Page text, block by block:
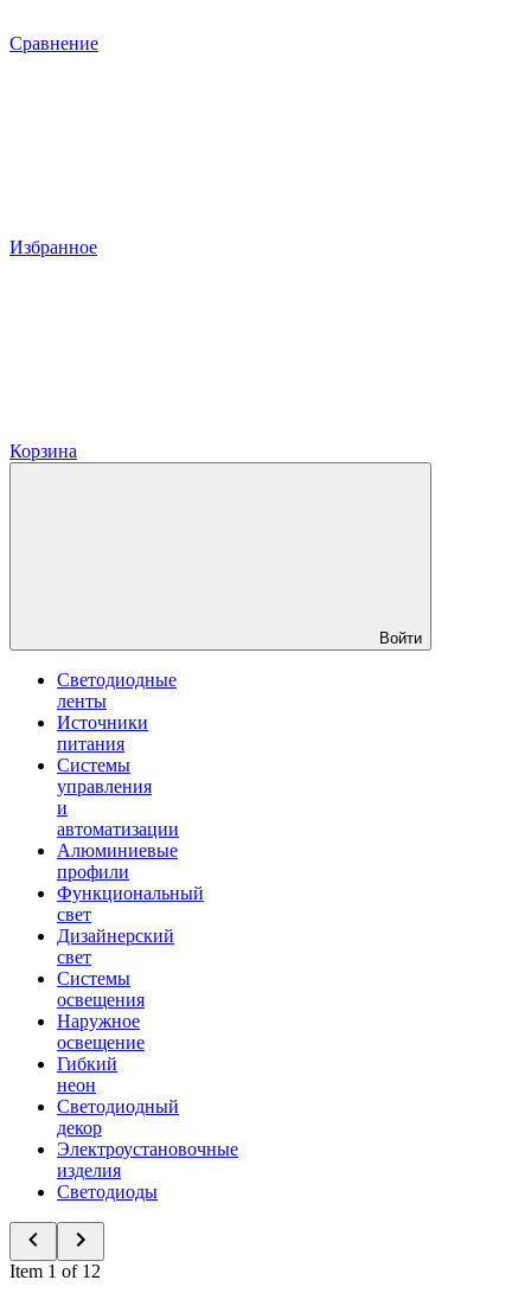
Сравнение
Избранное
Корзина
Войти
Светодиодные
ленты
Источники
питания
Системы
управления
и
автоматизации
Алюминиевые
профили
Функциональный
свет
Дизайнерский
свет
Системы
освещения
Наружное
освещение
Гибкий
неон
Светодиодный
декор
Электроустановочные
изделия
Светодиоды
Item 1 of 12